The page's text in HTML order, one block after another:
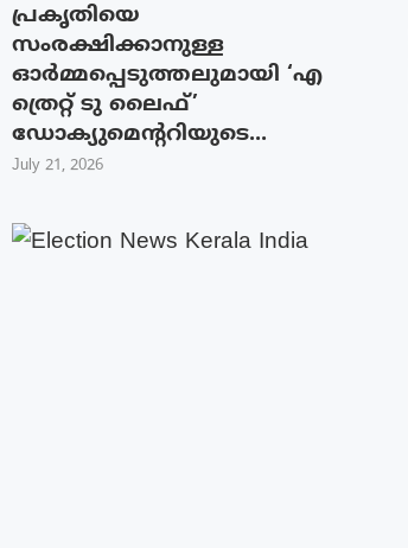
പ്രകൃതിയെ
സംരക്ഷിക്കാനുള്ള
ഓർമ്മപ്പെടുത്തലുമായി ‘എ
ത്രെറ്റ് ടു ലൈഫ്’
ഡോക്യുമെന്ററിയുടെ...
July 21, 2026